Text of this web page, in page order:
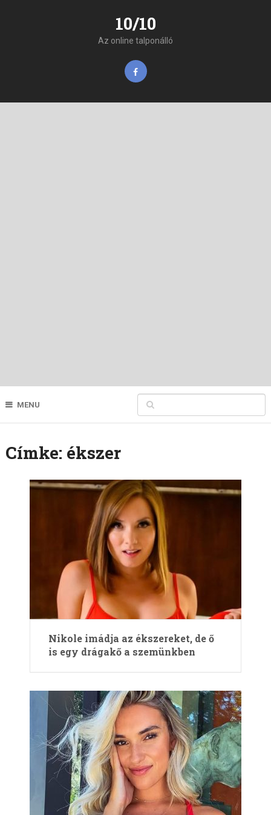
10/10
Az online talponálló
MENU
Címke: ékszer
Nikole imádja az ékszereket, de ő
is egy drágakő a szemünkben